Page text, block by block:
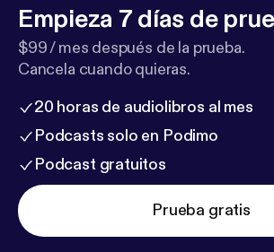
Empieza 7 días de
$99 / mes después de la prueba.
Cancela cuando quieras.
20 horas de audiolibros al mes
Podcasts solo en Podimo
Podcast gratuitos
Prueba gratis